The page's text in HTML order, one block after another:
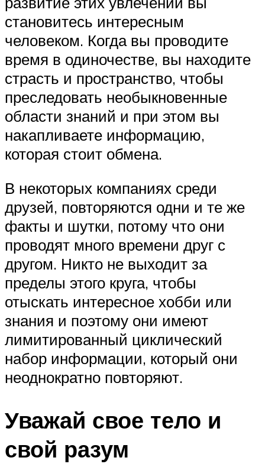
становитесь интересным
человеком. Когда вы проводите
время в одиночестве, вы находите
страсть и пространство, чтобы
преследовать необыкновенные
области знаний и при этом вы
накапливаете информацию,
которая стоит обмена.
В некоторых компаниях среди
друзей, повторяются одни и те же
факты и шутки, потому что они
проводят много времени друг с
другом. Никто не выходит за
пределы этого круга, чтобы
отыскать интересное хобби или
знания и поэтому они имеют
лимитированный циклический
набор информации, который они
неоднократно повторяют.
Уважай свое тело и
свой разум